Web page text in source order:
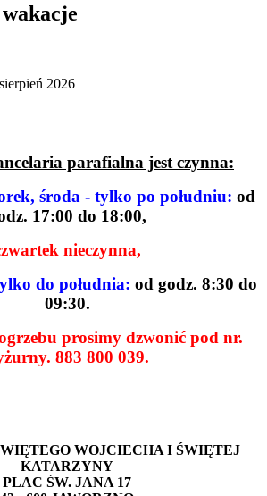
2026
parafialna jest czynna:
środa - tylko po południu: od
17:00 do 18:00,
nieczynna,
do południa: od godz. 8:30 do
09:30.
prosimy dzwonić pod nr.
883 800 039.
WOJCIECHA I ŚWIĘTEJ
KATARZYNY
PLAC ŚW. JANA 17